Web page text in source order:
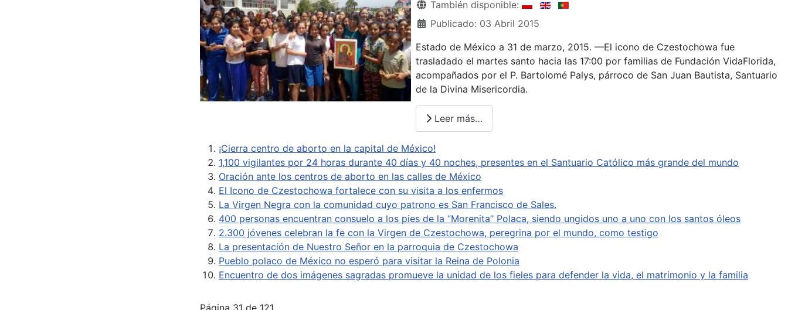
Detalles
También disponible:
Publicado: 03 Abril 2015
Estado de México a 31 de marzo, 2015. —El icono de Czestochowa fue
trasladado el martes santo hacia las 17:00 por familias de Fundación VidaFlorida,
acompañados por el P. Bartolomé Palys, párroco de San Juan Bautista, Santuario
de la Divina Misericordia.
Leer más…
¡Cierra centro de aborto en la capital de México!
1,100 vigilantes por 24 horas durante 40 días y 40 noches, presentes en el Santuario Católico más grande del mundo
Oración ante los centros de aborto en las calles de México
El Icono de Czestochowa fortalece con su visita a los enfermos
La Virgen Negra con la comunidad cuyo patrono es San Francisco de Sales.
400 personas encuentran consuelo a los pies de la “Morenita” Polaca, siendo ungidos uno a uno con los santos óleos
2.300 jóvenes celebran la fe con la Virgen de Czestochowa, peregrina por el mundo, como testigo
La presentación de Nuestro Señor en la parroquia de Czestochowa
Pueblo polaco de México no esperó para visitar la Reina de Polonia
Encuentro de dos imágenes sagradas promueve la unidad de los fieles para defender la vida, el matrimonio y la familia
Página 31 de 121